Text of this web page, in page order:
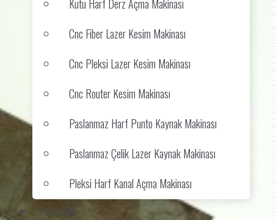
Kutu Harf Derz Açma Makinası
Cnc Fiber Lazer Kesim Makinası
Cnc Pleksi Lazer Kesim Makinası
Cnc Router Kesim Makinası
Paslanmaz Harf Punto Kaynak Makinası
Paslanmaz Çelik Lazer Kaynak Makinası
Pleksi Harf Kanal Açma Makinası
Son İşler